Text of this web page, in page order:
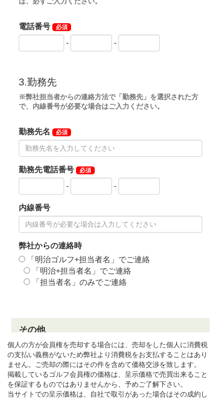
個人の方が会員権を売却する場合には、売却をした個人に消費税
の支払い義務がないため弊社より消費税をお支払することはあり
ません。ご売却の際にはその件を含めて価格交渉を致します。
掲載しているゴルフ会員権の価格は、呈示価格で売買出来ること
を保証するものではありませんから、予めご了解下さい。
当サイトでの呈示価格は、自社で取引があった場合はその成約し